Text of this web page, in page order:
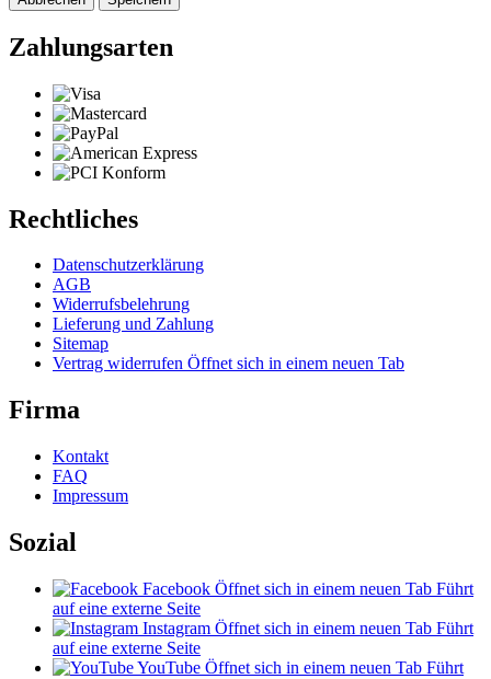
Zahlungsarten
Rechtliches
Datenschutzerklärung
AGB
Widerrufsbelehrung
Lieferung und Zahlung
Sitemap
Vertrag widerrufen Öffnet sich in einem neuen Tab
Firma
Kontakt
FAQ
Impressum
Sozial
Facebook Öffnet sich in einem neuen Tab Führt
auf eine externe Seite
Instagram Öffnet sich in einem neuen Tab Führt
auf eine externe Seite
YouTube Öffnet sich in einem neuen Tab Führt